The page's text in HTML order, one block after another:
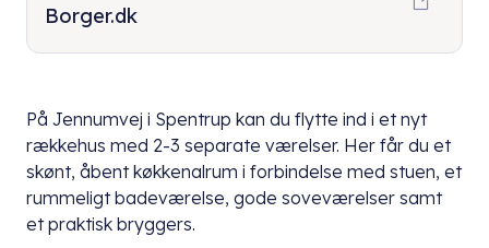
På Jennumvej i Spentrup kan du flytte ind i et nyt
rækkehus med 2-3 separate værelser. Her får du et
skønt, åbent køkkenalrum i forbindelse med stuen, et
rummeligt badeværelse, gode soveværelser samt
et praktisk bryggers.
Borger.dk